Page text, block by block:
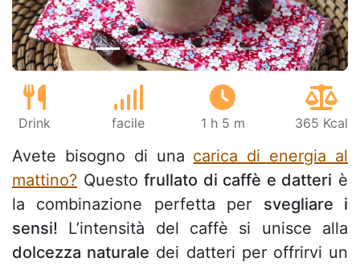
Drink facile 1 h 5 m 365 Kcal
Avete bisogno di una carica di energia al
mattino? Questofrullato di caffè e datteri è
la combinazione perfetta per svegliare i
sensi! L’intensità del caffè si unisce alla
dolcezza naturale dei datteri per offrirvi un